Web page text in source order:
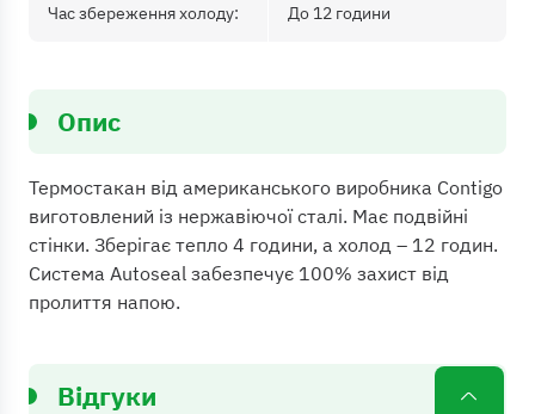
Час збереження холоду: До 12 години
Опис
Термостакан від американського виробника Contigo
виготовлений із нержавіючої сталі. Має подвійні
стінки. Зберігає тепло 4 години, а холод – 12 годин.
Система Autoseal забезпечує 100% захист від
пролиття напою.
Відгуки